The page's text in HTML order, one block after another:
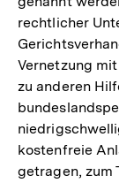
rechtlicher
Vernetzung
zu anderen
kostenfreie
getragen, zum